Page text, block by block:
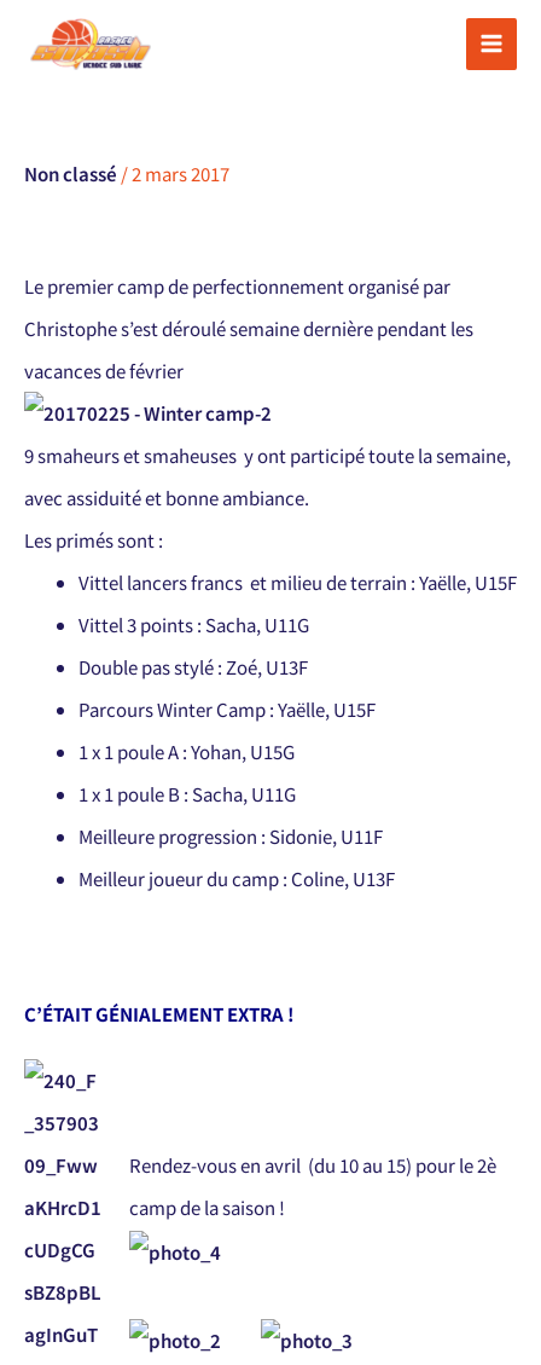
Non classé /2 mars 2017
Le premier camp de perfectionnement organisé par
Christophe s’est déroulé semaine dernière pendant les
vacances de février
9 smaheurs et smaheuses y ont participé toute la semaine,
avec assiduité et bonne ambiance.
Les primés sont :
Vittel lancers francs et milieu de terrain : Yaëlle, U15F
Vittel 3 points : Sacha, U11G
Double pas stylé : Zoé, U13F
Parcours Winter Camp : Yaëlle, U15F
1 x 1 poule A : Yohan, U15G
1 x 1 poule B : Sacha, U11G
Meilleure progression : Sidonie, U11F
Meilleur joueur du camp : Coline, U13F
C’ÉTAIT GÉNIALEMENT EXTRA !
Rendez-vous en avril (du 10 au 15) pour le 2è
camp de la saison !